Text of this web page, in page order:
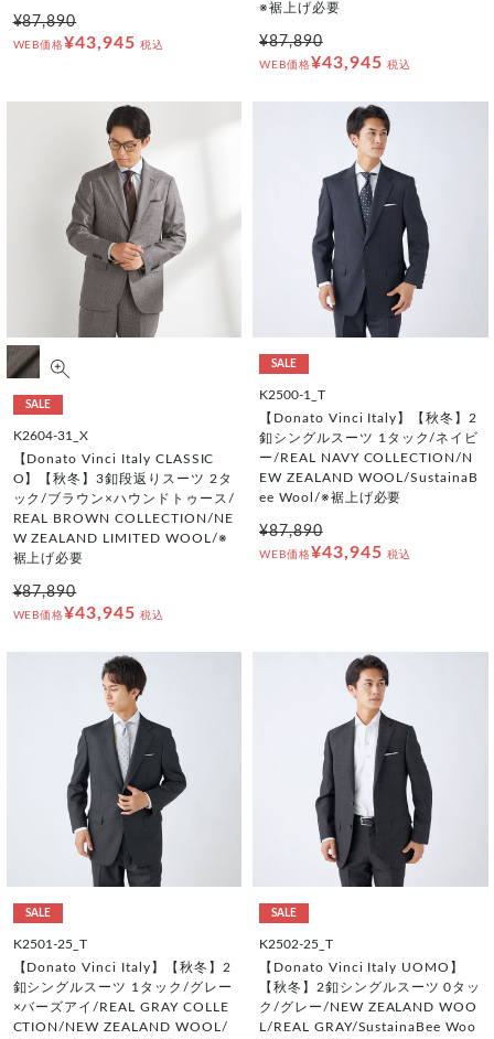
¥87,890
WEB価格¥43,945 税込
※裾上げ必要
¥87,890
WEB価格¥43,945 税込
SALE
K2604-31_X
【Donato Vinci Italy CLASSIC
O】【秋冬】3釦段返りスーツ 2タ
ック/ブラウン×ハウンドトゥース/
REAL BROWN COLLECTION/NE
W ZEALAND LIMITED WOOL/※
裾上げ必要
¥87,890
WEB価格¥43,945 税込
SALE
K2500-1_T
【Donato Vinci Italy】【秋冬】2
釦シングルスーツ 1タック/ネイビ
ー/REAL NAVY COLLECTION/N
EW ZEALAND WOOL/SustainaB
ee Wool/※裾上げ必要
¥87,890
WEB価格¥43,945 税込
SALE
K2501-25_T
【Donato Vinci Italy】【秋冬】2
釦シングルスーツ 1タック/グレー
×バーズアイ/REAL GRAY COLLE
CTION/NEW ZEALAND WOOL/
SALE
K2502-25_T
【Donato Vinci Italy UOMO】
【秋冬】2釦シングルスーツ 0タッ
ク/グレー/NEW ZEALAND WOO
L/REAL GRAY/SustainaBee Woo